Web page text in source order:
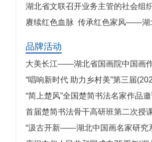
湖北省文联召开业务主管的社会组
赓续红色血脉 传承红色家风——湖
品牌活动
大美长江——湖北省国画院中国画
“唱响新时代 助力乡村美”第三届
“简上楚风”全国楚简书法名家作品
首届楚简书法骨干高研班第二次授
“汲古开新——湖北中国画名家研究